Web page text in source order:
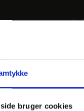
bruger cookies